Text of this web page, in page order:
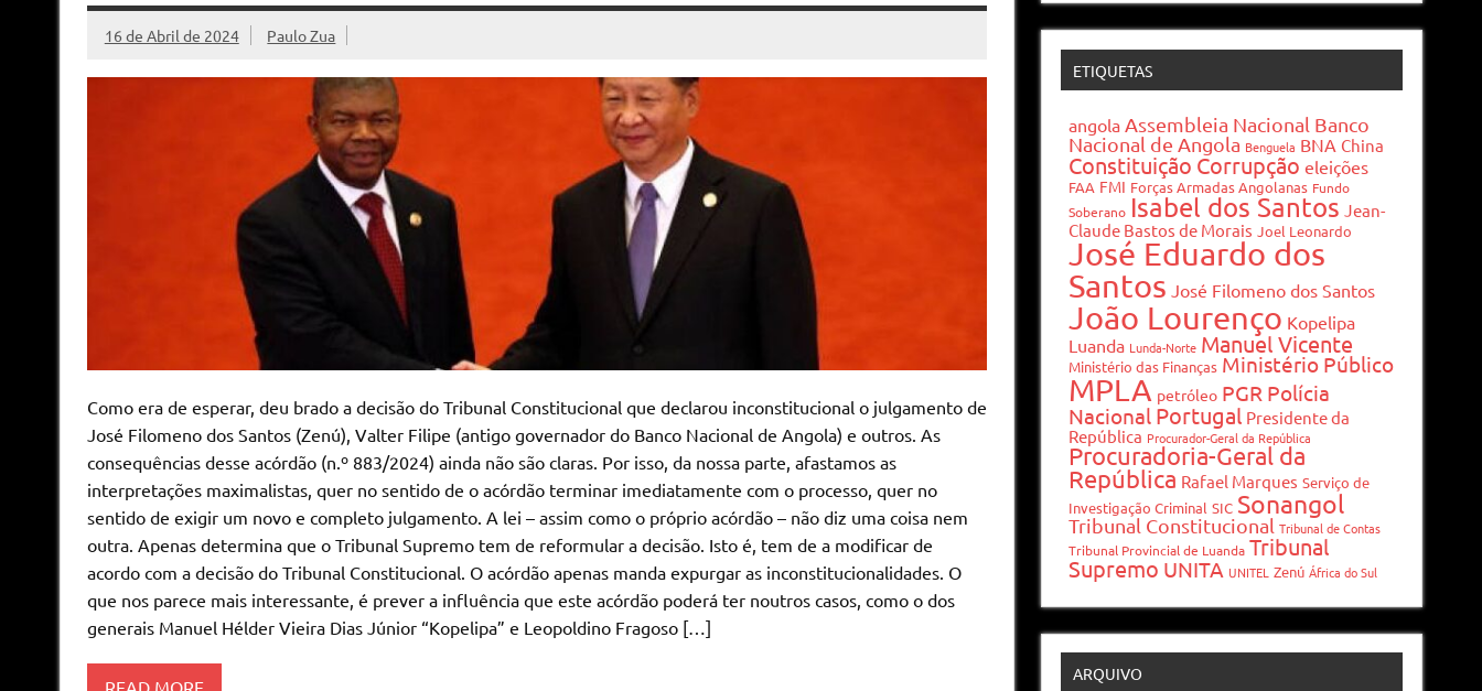
16 de Abril de 2024 Paulo Zua
Como era de esperar, deu brado a decisão do Tribunal Constitucional que declarou inconstitucional o julgamento de
José Filomeno dos Santos (Zenú), Valter Filipe (antigo governador do Banco Nacional de Angola) e outros. As
consequências desse acórdão (n.º 883/2024) ainda não são claras. Por isso, da nossa parte, afastamos as
interpretações maximalistas, quer no sentido de o acórdão terminar imediatamente com o processo, quer no
sentido de exigir um novo e completo julgamento. A lei – assim como o próprio acórdão – não diz uma coisa nem
outra. Apenas determina que o Tribunal Supremo tem de reformular a decisão. Isto é, tem de a modificar de
acordo com a decisão do Tribunal Constitucional. O acórdão apenas manda expurgar as inconstitucionalidades. O
que nos parece mais interessante, é prever a influência que este acórdão poderá ter noutros casos, como o dos
generais Manuel Hélder Vieira Dias Júnior “Kopelipa” e Leopoldino Fragoso […]
ETIQUETAS
angola Assembleia Nacional Banco
Nacional de Angola Benguela BNA China
Constituição Corrupção eleições
FAA FMI Forças Armadas Angolanas Fundo
Soberano Isabel dos Santos Jean-
Claude Bastos de Morais Joel Leonardo
José Eduardo dos
Santos José Filomeno dos Santos
João Lourenço Kopelipa
Luanda Lunda-Norte Manuel Vicente
Ministério das Finanças Ministério Público
MPLA petróleo PGR Polícia
Nacional Portugal Presidente da
República Procurador-Geral da República
Procuradoria-Geral da
República Rafael Marques Serviço de
Investigação Criminal SIC Sonangol
Tribunal Constitucional Tribunal de Contas
Tribunal Provincial de Luanda Tribunal
Supremo UNITA UNITEL Zenú África do Sul
ARQUIVO